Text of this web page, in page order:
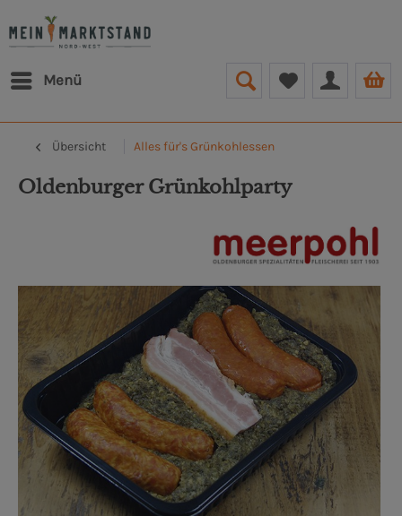
Menü
Übersicht Alles für's Grünkohlessen
Oldenburger Grünkohlparty